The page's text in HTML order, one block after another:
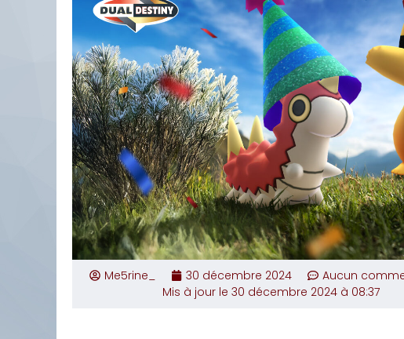
Me5rine_ 30 décembre 2024
Aucun
Mis à jour le 30 décembre 2024 à 08:37